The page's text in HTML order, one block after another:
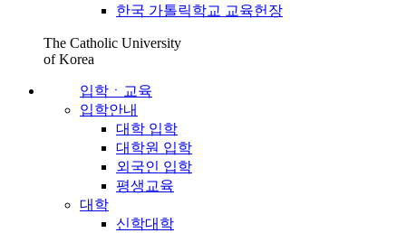
한국 가톨릭학교 교육헌장
The Catholic University
of Korea
입학ㆍ교육
입학안내
대학 입학
대학원 입학
외국인 입학
평생교육
대학
신학대학